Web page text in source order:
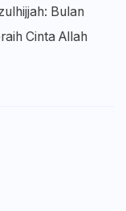
Bulan
Cinta Allah